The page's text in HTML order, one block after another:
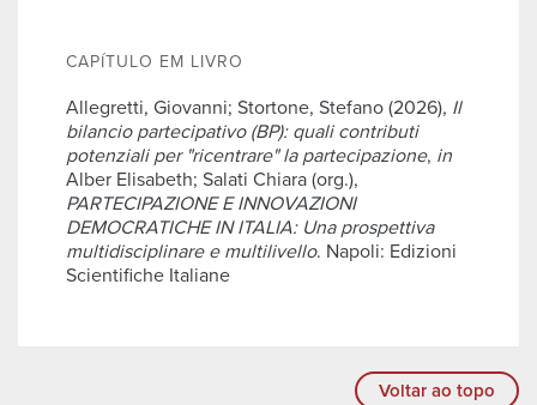
CAPÍTULO EM LIVRO
Allegretti, Giovanni; Stortone, Stefano (2026), Il
bilancio partecipativo (BP): quali contributi
potenziali per "ricentrare" la partecipazione, in
Alber Elisabeth; Salati Chiara (org.),
PARTECIPAZIONE E INNOVAZIONI
DEMOCRATICHE IN ITALIA: Una prospettiva
multidisciplinare e multilivello. Napoli: Edizioni
Scientifiche Italiane
Voltar ao topo